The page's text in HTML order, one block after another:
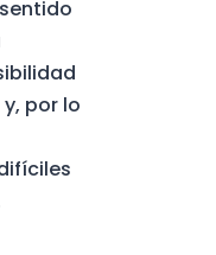
por lo